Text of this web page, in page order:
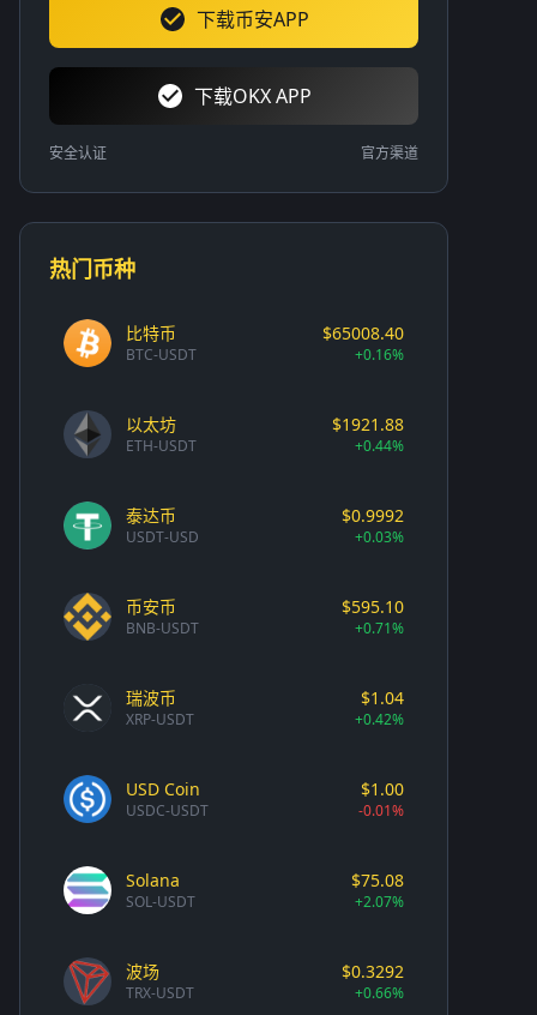
下载币安APP
下载OKX APP
安全认证 官方渠道
热门币种
比特币
BTC-USDT
$65008.40
+0.16%
以太坊
ETH-USDT
$1921.88
+0.44%
泰达币
USDT-USD
$0.9992
+0.03%
币安币
BNB-USDT
$595.10
+0.71%
瑞波币
XRP-USDT
$1.04
+0.42%
USD Coin
USDC-USDT
$1.00
-0.01%
Solana
SOL-USDT
$75.08
+2.07%
波场
TRX-USDT
$0.3292
+0.66%